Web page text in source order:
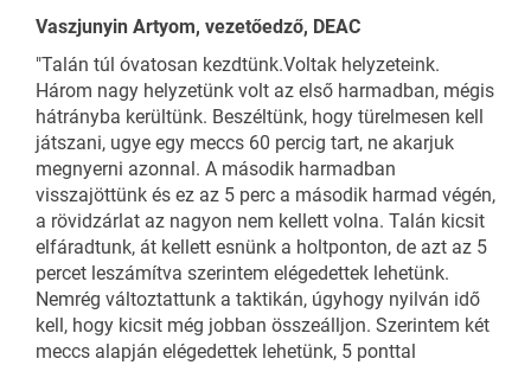
Vaszjunyin Artyom, vezetőedző, DEAC
"Talán túl óvatosan kezdtünk.Voltak helyzeteink.
Három nagy helyzetünk volt az első harmadban, mégis
hátrányba kerültünk. Beszéltünk, hogy türelmesen kell
játszani, ugye egy meccs 60 percig tart, ne akarjuk
megnyerni azonnal. A második harmadban
visszajöttünk és ez az 5 perc a második harmad végén,
a rövidzárlat az nagyon nem kellett volna. Talán kicsit
elfáradtunk, át kellett esnünk a holtponton, de azt az 5
percet leszámítva szerintem elégedettek lehetünk.
Nemrég változtattunk a taktikán, úgyhogy nyilván idő
kell, hogy kicsit még jobban összeálljon. Szerintem két
meccs alapján elégedettek lehetünk, 5 ponttal